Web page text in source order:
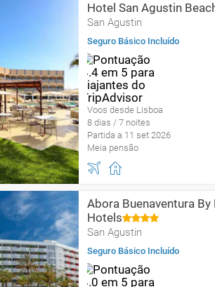
Hotel San Agustin
San Agustin
Seguro Básico Incluído
Voos desde Lisboa
8 dias / 7 noites
Partida a 11 set 2026
Meia pensão
Abora Buenaventura By
Hotels
San Agustin
Seguro Básico Incluído